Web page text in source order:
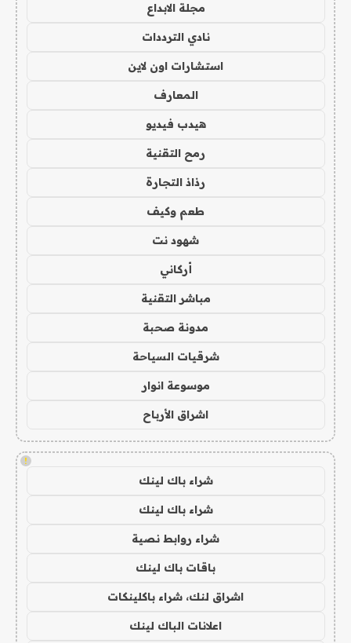
مجلة الابداع
نادي الترددات
استشارات اون لاين
المعارف
هيدب فيديو
رمح التقنية
رذاذ التجارة
طعم وكيف
شهود نت
أركاني
مباشر التقنية
مدونة صحبة
شرقيات السياحة
موسوعة انوار
اشراق الأرباح
!
شراء باك لينك
شراء باك لينك
شراء روابط نصية
باقات باك لينك
اشراق لنك، شراء باكلينكات
اعلانات الباك لينك